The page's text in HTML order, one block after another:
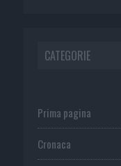
CATEGORIE
Prima pagina
Cronaca